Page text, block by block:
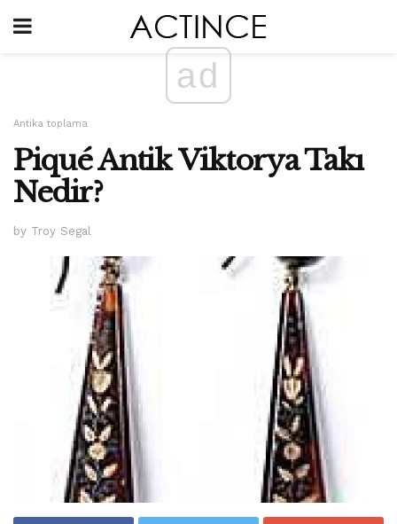
ad
Antika toplama
Piqué Antik Viktorya Takı
Nedir?
by Troy Segal